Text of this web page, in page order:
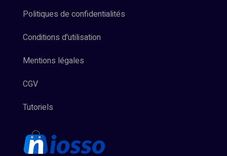
Politiques de confidentialités
Conditions d'utilisation
Mentions légales
CGV
Tutoriels